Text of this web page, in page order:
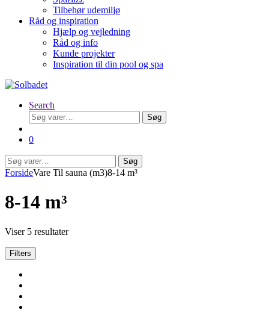
Tilbehør udemiljø
Råd og inspiration
Hjælp og vejledning
Råd og info
Kunde projekter
Inspiration til din pool og spa
Search
Søg
efter:
Søg
0
Søg
efter:
Søg
ForsideVare Til sauna (m3)8-14 m³
8-14 m³
Viser 5 resultater
Filters